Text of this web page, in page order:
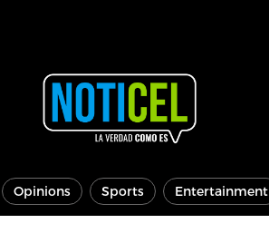
Opinions Sports Entertainment